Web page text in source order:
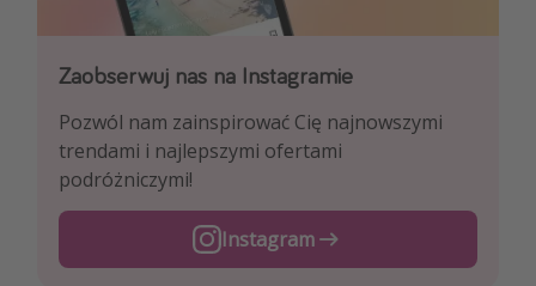
Zaobserwuj nas na Facebooku
Zapoznaj się z naszymi codziennymi pirackimi
ofertami podróży i lotów!
Facebook
Zaobserwuj nas na Instagramie
Pozwól nam zainspirować Cię najnowszymi
trendami i najlepszymi ofertami
podróżniczymi!
Instagram